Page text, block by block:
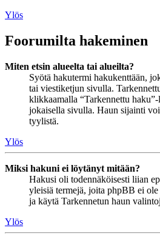
Ylös
Foorumilta hakeminen
Miten etsin alueelta tai alueilta?
Syötä hakutermi hakukenttään,
tai viestiketjun sivulla.
klikkaamalla “Tarkennettu
jokaisella sivulla. Haun sijainti
tyylistä.
Ylös
Miksi hakuni ei löytänyt mitään?
Hakusi oli todennäköisesti liian
yleisiä termejä, joita phpBB ei
ja käytä Tarkennetun haun
Ylös